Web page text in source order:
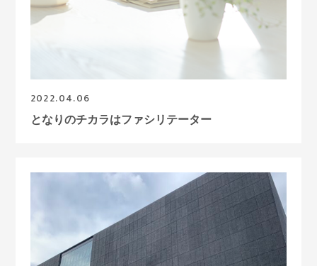
2022.04.06
となりのチカラはファシリテーター